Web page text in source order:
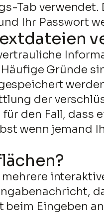
Tab
Ihr Passwort
Gründe
der
den Fall,
wenn jemand
beim Eingeben